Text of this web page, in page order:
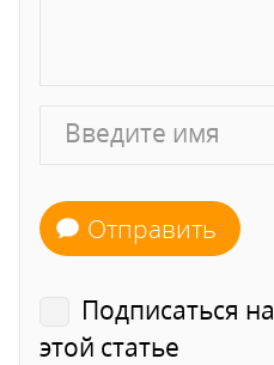
Отправить
Подписаться
этой статье